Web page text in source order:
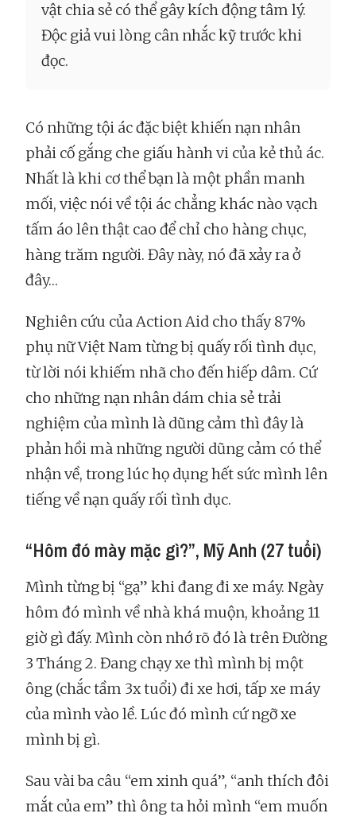
vật chia sẻ có thể gây kích động tâm lý.
Độc giả vui lòng cân nhắc kỹ trước khi
đọc.
Có những tội ác đặc biệt khiến nạn nhân
phải cố gắng che giấu hành vi của kẻ thủ ác.
Nhất là khi cơ thể bạn là một phần manh
mối, việc nói về tội ác chẳng khác nào vạch
tấm áo lên thật cao để chỉ cho hàng chục,
hàng trăm người. Đây này, nó đã xảy ra ở
đây…
Nghiên cứu của Action Aid cho thấy 87%
phụ nữ Việt Nam từng bị quấy rối tình dục,
từ lời nói khiếm nhã cho đến hiếp dâm. Cứ
cho những nạn nhân dám chia sẻ trải
nghiệm của mình là dũng cảm thì đây là
phản hồi mà những người dũng cảm có thể
nhận về, trong lúc họ dụng hết sức mình lên
tiếng về nạn quấy rối tình dục.
“Hôm đó mày mặc gì?”, Mỹ Anh (27 tuổi)
Mình từng bị “gạ” khi đang đi xe máy. Ngày
hôm đó mình về nhà khá muộn, khoảng 11
giờ gì đấy. Mình còn nhớ rõ đó là trên Đường
3 Tháng 2. Đang chạy xe thì mình bị một
ông (chắc tầm 3x tuổi) đi xe hơi, tấp xe máy
của mình vào lề. Lúc đó mình cứ ngỡ xe
mình bị gì.
Sau vài ba câu “em xinh quá”, “anh thích đôi
mắt của em” thì ông ta hỏi mình “em muốn